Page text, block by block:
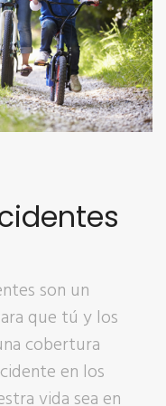
son un
que tú y los
cobertura
en los
vida sea en